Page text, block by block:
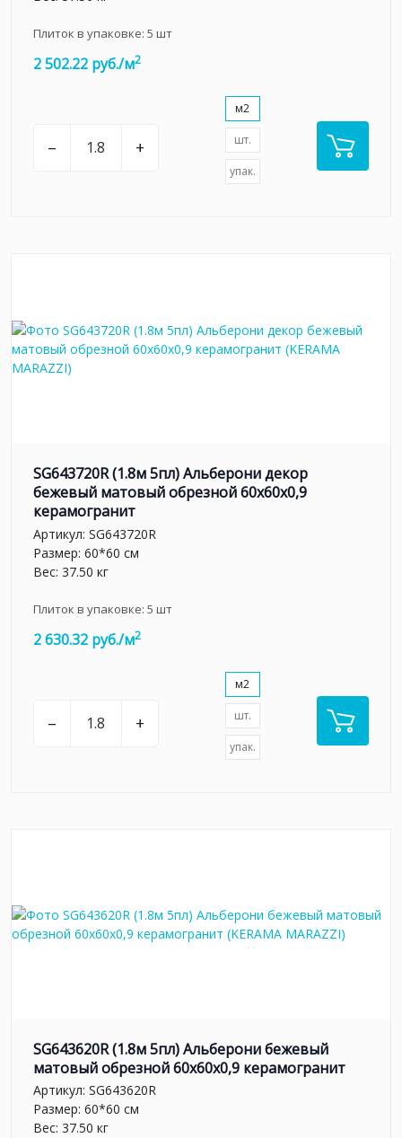
Плиток в упаковке: 5 шт
2 502.22 руб./м2
– +
м2
шт.
упак.
SG643720R (1.8м 5пл) Альберони декор
бежевый матовый обрезной 60x60x0,9
керамогранит
Артикул: SG643720R
Размер: 60*60 см
Вес: 37.50 кг
Плиток в упаковке: 5 шт
2 630.32 руб./м2
– +
м2
шт.
упак.
SG643620R (1.8м 5пл) Альберони бежевый
матовый обрезной 60x60x0,9 керамогранит
Артикул: SG643620R
Размер: 60*60 см
Вес: 37.50 кг